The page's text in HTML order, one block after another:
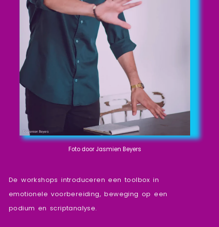
Foto door Jasmien Beyers
De workshops introduceren een toolbox in
emotionele voorbereiding, beweging op een
podium en scriptanalyse.